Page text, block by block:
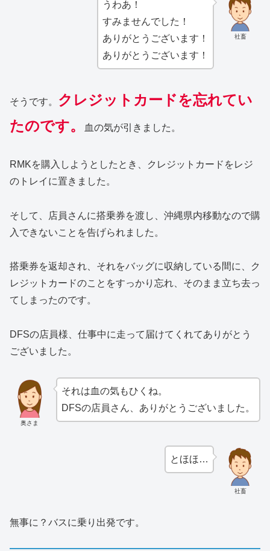
社畜
うわあ！
すみませんでした！
ありがとうございます！
ありがとうございます！
そうです。
クレジットカードを忘れてい
たのです。
血の気が引きました。
RMKを購入しようとしたとき、クレジットカードをレジ
のトレイに置きました。
そして、店員さんに搭乗券を渡し、沖縄県内移動なので購
入できないことを告げられました。
搭乗券を返却され、それをバッグに収納している間に、ク
レジットカードのことをすっかり忘れ、そのまま立ち去っ
てしまったのです。
DFSの店員様、仕事中に走って届けてくれてありがとう
ございました。
奥さま
それは血の気もひくね。
DFSの店員さん、ありがとうございました。
社畜
とほほ…
無事に？バスに乗り出発です。